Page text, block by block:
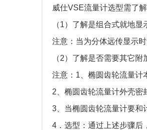
威仕VSE流量计选型需了
（1）了解是组合式就地
注意：当为分体远传显示
（2）了解是否需要其它
注意：1、椭圆齿轮流量计
2、椭圆齿轮流量计外壳密
3、当椭圆齿轮流量计要和
4．选型：通过上述步骤后